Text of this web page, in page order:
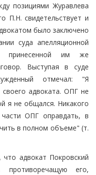
позициями Журавлева
П.Н. свидетельствует и
было заключено
суда апелляционной
принесенной им же
Выступая в суде
отмечал: "Я
адвоката. ОПГ не
я не общался. Никакого
ОПГ оправдать, в
в полном объеме" (т.
адвокат Покровский
его,